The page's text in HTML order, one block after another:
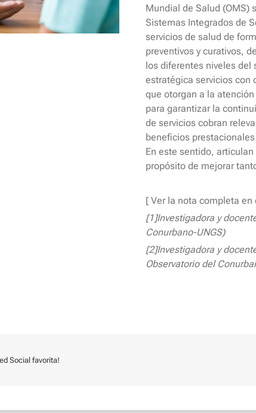
Mundial de Salud (OMS)
Sistemas Integrados de
servicios de salud de
preventivos y curativos,
los diferentes niveles del
estratégica servicios con
que otorgan a la
para garantizar la
de servicios cobran
beneficios
En este sentido,
propósito de mejorar
[ Ver la nota completa en
[1]Investigadora y
Conurbano-UNGS)
[2]Investigadora y
Observatorio del
Social favorita!